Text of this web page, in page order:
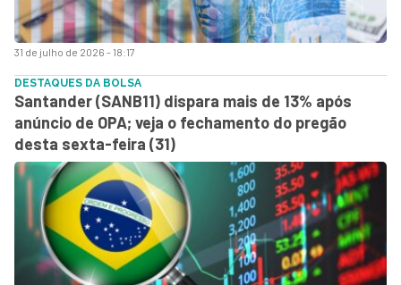
31 de julho de 2026 - 18:17
DESTAQUES DA BOLSA
Santander (SANB11) dispara mais de 13% após
anúncio de OPA; veja o fechamento do pregão
desta sexta-feira (31)